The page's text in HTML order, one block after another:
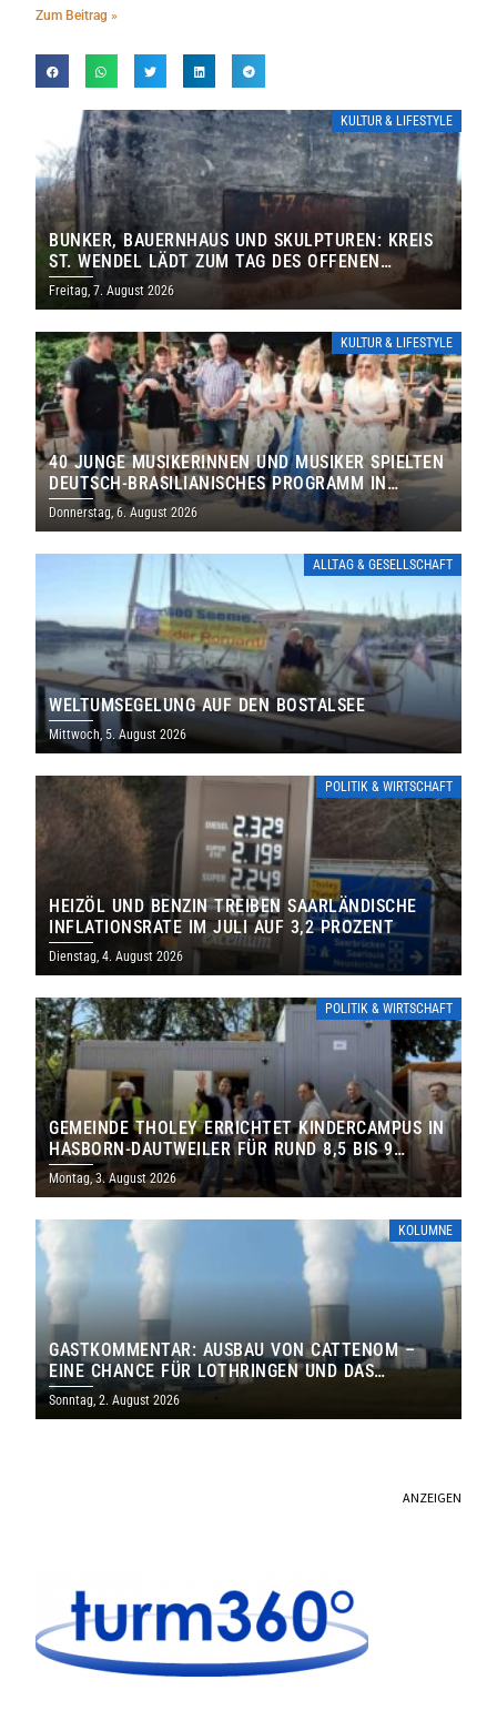
Zum Beitrag »
KULTUR & LIFESTYLE
BUNKER, BAUERNHAUS UND SKULPTUREN: KREIS
ST. WENDEL LÄDT ZUM TAG DES OFFENEN
DENKMALS EIN
Freitag, 7. August 2026
KULTUR & LIFESTYLE
40 JUNGE MUSIKERINNEN UND MUSIKER SPIELTEN
DEUTSCH-BRASILIANISCHES PROGRAMM IN
THOLEY
Donnerstag, 6. August 2026
ALLTAG & GESELLSCHAFT
WELTUMSEGELUNG AUF DEN BOSTALSEE
Mittwoch, 5. August 2026
POLITIK & WIRTSCHAFT
HEIZÖL UND BENZIN TREIBEN SAARLÄNDISCHE
INFLATIONSRATE IM JULI AUF 3,2 PROZENT
Dienstag, 4. August 2026
POLITIK & WIRTSCHAFT
GEMEINDE THOLEY ERRICHTET KINDERCAMPUS IN
HASBORN-DAUTWEILER FÜR RUND 8,5 BIS 9
MILLIONEN EURO
Montag, 3. August 2026
KOLUMNE
GASTKOMMENTAR: AUSBAU VON CATTENOM –
EINE CHANCE FÜR LOTHRINGEN UND DAS
SAARLAND
Sonntag, 2. August 2026
ANZEIGEN